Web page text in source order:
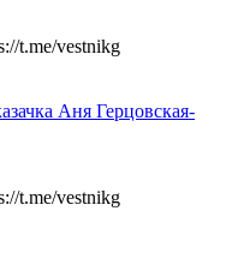
t.me/vestnikg
Аня Герцовская-
t.me/vestnikg